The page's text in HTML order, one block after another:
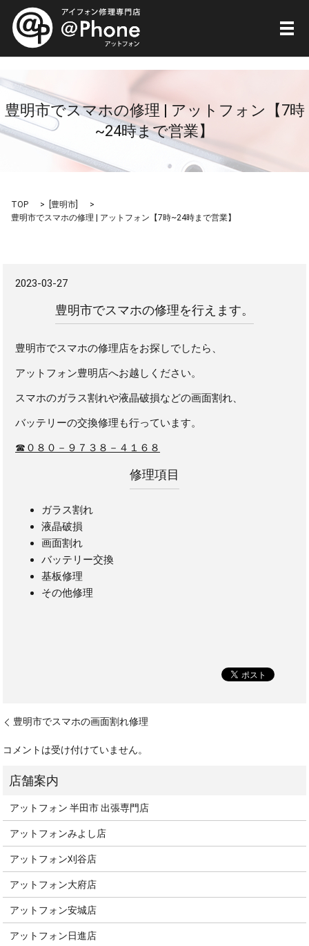
メ
豊明市でスマホの修理 | アットフォン【7時
~24時まで営業】
TOP 豊明市
豊明市でスマホの修理 | アットフォン【7時~24時まで営業】
2023-03-27
豊明市でスマホの修理を行えます。
豊明市でスマホの修理店をお探しでしたら、
アットフォン豊明店へお越しください。
スマホのガラス割れや液晶破損などの画面割れ、
バッテリーの交換修理も行っています。
☎０８０－９７３８－４１６８
修理項目
ガラス割れ
液晶破損
画面割れ
バッテリー交換
基板修理
その他修理
豊明市でスマホの画面割れ修理
コメントは受け付けていません。
アットフォン 半田市 出張専門店
アットフォンみよし店
アットフォン刈谷店
アットフォン大府店
アットフォン安城店
アットフォン日進店